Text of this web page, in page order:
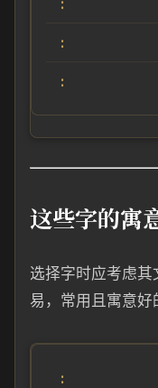
这些字的寓
选择字时应考虑
易，常用且寓意好